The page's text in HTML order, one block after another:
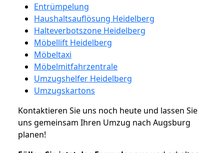
Entrümpelung
Haushaltsauflösung Heidelberg
Halteverbotszone Heidelberg
Möbellift Heidelberg
Möbeltaxi
Möbelmitfahrzentrale
Umzugshelfer Heidelberg
Umzugskartons
Kontaktieren Sie uns noch heute und lassen Sie
uns gemeinsam Ihren Umzug nach Augsburg
planen!